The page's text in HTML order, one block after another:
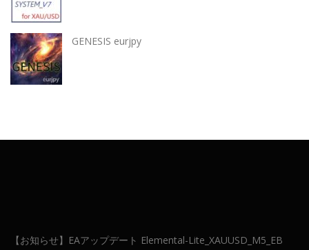
GENESIS eurjpy
【お知らせ】EAアップデート Elemental-Lite_XAUUSD_M5_EB